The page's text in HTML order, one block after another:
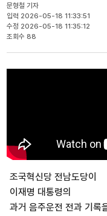
문형철 기자
입력 2026-05-18 11:33:51
수정 2026-05-18 11:35:12
조회수 88
조국혁신당 전남도당이
이재명 대통령의
과거 음주운전 전과 기록